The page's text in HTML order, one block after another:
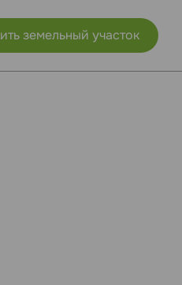
земельный участок